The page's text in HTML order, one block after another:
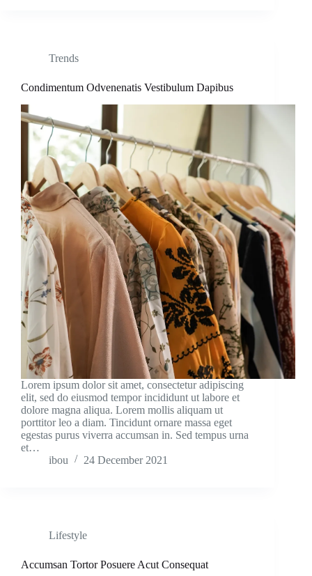
Trends
Condimentum Odvenenatis Vestibulum Dapibus
Lorem ipsum dolor sit amet, consectetur adipiscing
elit, sed do eiusmod tempor incididunt ut labore et
dolore magna aliqua. Lorem mollis aliquam ut
porttitor leo a diam. Tincidunt ornare massa eget
egestas purus viverra accumsan in. Sed tempus urna
et…
ibou
24 December 2021
Lifestyle
Accumsan Tortor Posuere Acut Consequat